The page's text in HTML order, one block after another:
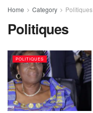
Home Category Politiques
Politiques
POLITIQUES